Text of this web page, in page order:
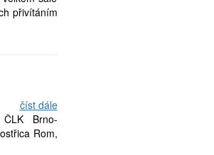
přivítáním
číst dále
Brno-
Rom,